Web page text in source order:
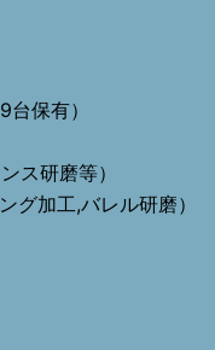
保有）
ス研磨等）
グ加工,バレル研磨）